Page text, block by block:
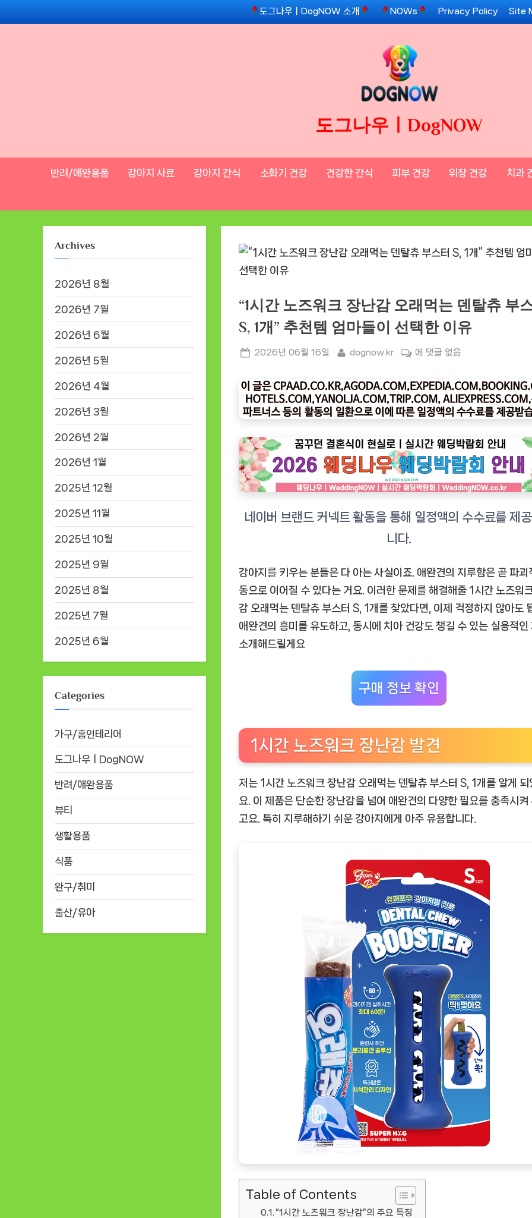
to
도그나우ㅣDogNOW 소개 NOWs Privacy Policy Site
도그나우ㅣDogNOW
반려/애완용품 강아지 사료 강아지 간식 소화기 건강 건강한 간식 피부 건강 위장 건강 치과
“1시간 노즈워크 장난감 오래먹는 덴탈츄 부
S, 1개” 추천템 엄마들이 선택한 이유
Posted
2026년 06월 16일 By
dognow.kr
“1
간
노
즈
크
장
난
감
래
덴
탈
부
스
개”
추
템
엄
들
이
선
이
유
에 댓글 없음
강아지를 키우는 분들은 다 아는 사실이죠. 애완견의 지루함은 곧 파괴
동으로 이어질 수 있다는 거요. 이러한 문제를 해결해줄 1시간 노즈워
감 오래먹는 덴탈츄 부스터 S, 1개 를 찾았다면, 이제 걱정하지 않아도
애완견의 흥미를 유도하고, 동시에 치아 건강도 챙길 수 있는 실용적인
소개해드릴게요
구매 정보 확인
1시간 노즈워크 장난감 발견
저는 1시간 노즈워크 장난감 오래먹는 덴탈츄 부스터 S, 1개 를 알게 되
요. 이 제품은 단순한 장난감을 넘어 애완견의 다양한 필요를 충족시켜
고요. 특히 지루해하기 쉬운 강아지에게 아주 유용합니다.
Table of Contents
“1시간 노즈워크 장난감”의 주요 특징
Archives
2026년 8월
2026년 7월
2026년 6월
2026년 5월
2026년 4월
2026년 3월
2026년 2월
2026년 1월
2025년 12월
2025년 11월
2025년 10월
2025년 9월
2025년 8월
2025년 7월
2025년 6월
Categories
가구/홈인테리어
도그나우ㅣDogNOW
반려/애완용품
뷰티
생활용품
식품
완구/취미
출산/유아